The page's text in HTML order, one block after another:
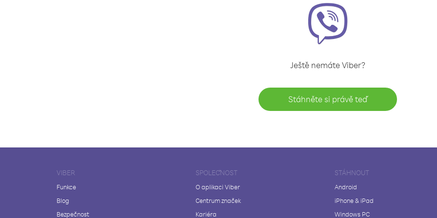
Ještě nemáte Viber?
Stáhněte si právě teď
VIBER
Funkce
Blog
Bezpečnost
SPOLEČNOST
O aplikaci Viber
Centrum značek
Kariéra
STÁHNOUT
Android
iPhone & iPad
Windows PC